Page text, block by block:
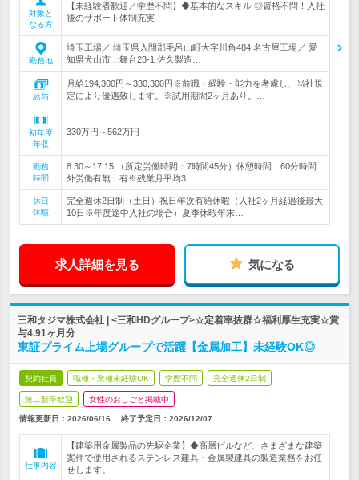
対象と
なる方
【未経験者歓迎／学歴不問】◆基本的なスキル ◎資格不問！入社
後のサポート体制充実！
勤務地
埼玉工場／ 埼玉県入間郡毛呂山町大字川角484 名古屋工場／ 愛
知県犬山市上舞台23-1 佐久製造…
給与
月給194,300円～330,300円※前職・経験・能力を考慮し、当社規
定により優遇致します。※試用期間2ヶ月あり。…
初年度
年収
330万円～562万円
勤務
時間
8:30～17:15 （所定労働時間：7時間45分）休憩時間：60分時間
外労働有無：有※残業月平均3…
休日
休暇
完全週休2日制（土日）祝日年次有給休暇（入社2ヶ月経過後最大
10日※年度途中入社の場合）夏季休暇年末…
求人詳細を見る 気になる
三和タジマ株式会社 | <三和HDグループ>☆定着率抜群☆福利厚生充実☆賞
与4.91ヶ月分
東証プライム上場グループで活躍【金属加工】未経験OK◎
契約社員 職種・業種未経験OK 学歴不問 完全週休2日制
第二新卒歓迎 女性のおしごと掲載中
情報更新日：2026/06/16 終了予定日： 2026/12/07
仕事内容
【建築用金属製品の先駆企業】◆高層ビルなど、さまざまな建築
案件で使用されるステンレス建具・金属製建具の製造業務をお任
せします。